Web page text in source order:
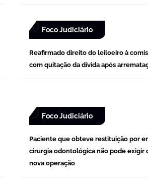
Foco Judiciário
Reafirmado direito do leiloeiro à
com quitação da dívida após
Foco Judiciário
Paciente que obteve restituição por
cirurgia odontológica não pode exigir
nova operação